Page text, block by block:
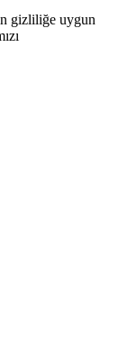
gizliliğe uygun